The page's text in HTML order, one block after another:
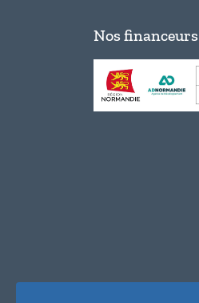
Nos financeurs